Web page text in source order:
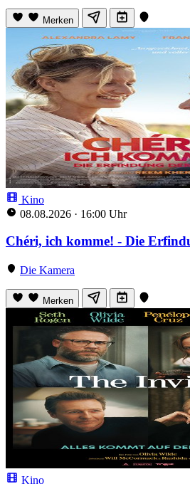
Merken
Kino
08.08.2026 · 16:00 Uhr
Chéri, ich komme! - Die
Die Kamera
Merken
Kino